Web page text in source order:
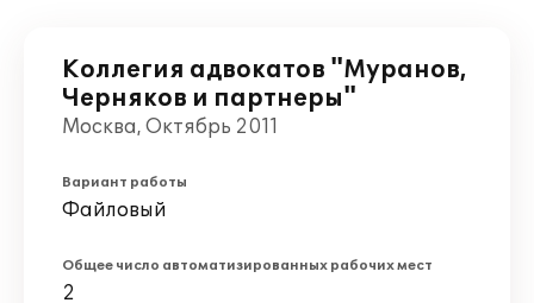
Коллегия адвокатов "Муранов,
Черняков и партнеры"
Москва, Октябрь 2011
Вариант работы
Файловый
Общее число автоматизированных рабочих мест
2